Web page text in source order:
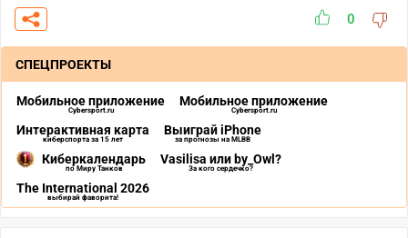
0
СПЕЦПРОЕКТЫ
Мобильное приложение
Cybersport.ru
Мобильное приложение
Cybersport.ru
Интерактивная карта
киберспорта за 15 лет
Выиграй iPhone
за прогнозы на MLBB
Киберкалендарь
по Миру Танков
Vasilisa или by_Owl?
За кого сердечко?
The International 2026
выбирай фаворита!